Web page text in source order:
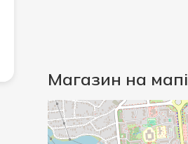
Магазин на мапі